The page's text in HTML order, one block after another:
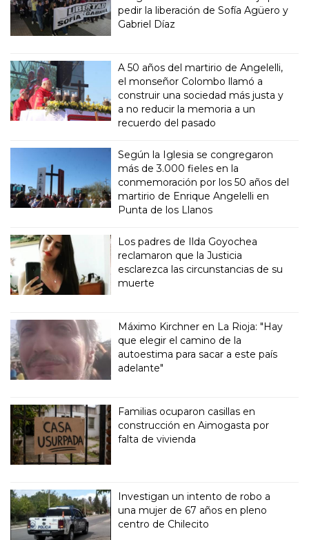
pedir la liberación de Sofía Agüero y
Gabriel Díaz
A 50 años del martirio de Angelelli,
el monseñor Colombo llamó a
construir una sociedad más justa y
a no reducir la memoria a un
recuerdo del pasado
Según la Iglesia se congregaron
más de 3.000 fieles en la
conmemoración por los 50 años del
martirio de Enrique Angelelli en
Punta de los Llanos
Los padres de Ilda Goyochea
reclamaron que la Justicia
esclarezca las circunstancias de su
muerte
Máximo Kirchner en La Rioja: "Hay
que elegir el camino de la
autoestima para sacar a este país
adelante"
Familias ocuparon casillas en
construcción en Aimogasta por
falta de vivienda
Investigan un intento de robo a
una mujer de 67 años en pleno
centro de Chilecito